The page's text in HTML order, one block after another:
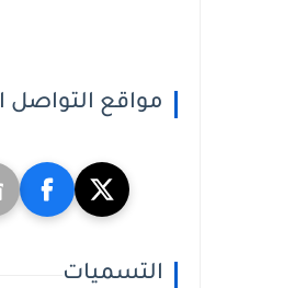
مواقع التواصل
التسميات